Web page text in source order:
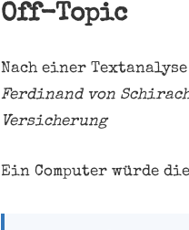
Off-Topic
Nach einer
Ferdinand von
Versicherung
Ein Computer würde